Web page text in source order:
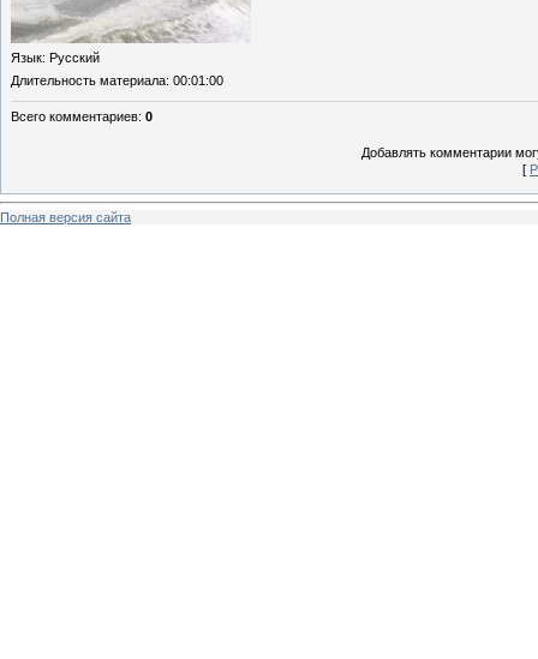
Язык: Русский
Длительность материала: 00:01:00
Всего комментариев: 0
Добавлять комментарии
[
Полная версия сайта